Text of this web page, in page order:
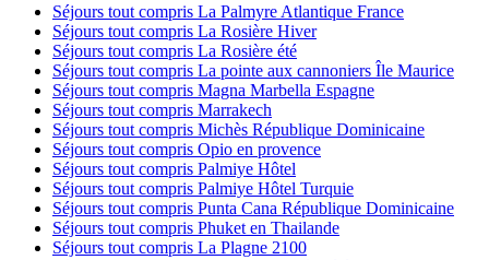
Séjours tout compris La Palmyre Atlantique France
Séjours tout compris La Rosière Hiver
Séjours tout compris La Rosière été
Séjours tout compris La pointe aux cannoniers Île Maurice
Séjours tout compris Magna Marbella Espagne
Séjours tout compris Marrakech
Séjours tout compris Michès République Dominicaine
Séjours tout compris Opio en provence
Séjours tout compris Palmiye Hôtel
Séjours tout compris Palmiye Hôtel Turquie
Séjours tout compris Punta Cana République Dominicaine
Séjours tout compris Phuket en Thailande
Séjours tout compris La Plagne 2100